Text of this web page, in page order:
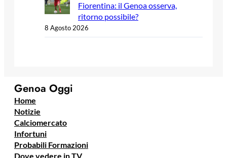
Fiorentina: il Genoa osserva,
ritorno possibile?
8 Agosto 2026
Genoa Oggi
Home
Notizie
Calciomercato
Infortuni
Probabili Formazioni
Dove vedere in TV